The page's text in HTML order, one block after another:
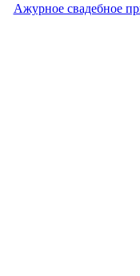
Ажурное свадебное